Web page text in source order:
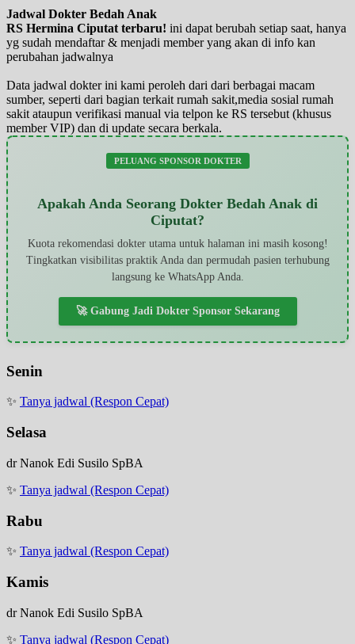
Jadwal Dokter Bedah Anak
RS Hermina Ciputat terbaru! ini dapat berubah setiap saat, hanya
yg sudah mendaftar & menjadi member yang akan di info kan
perubahan jadwalnya
Data jadwal dokter ini kami peroleh dari dari berbagai macam
sumber, seperti dari bagian terkait rumah sakit,media sosial rumah
sakit ataupun verifikasi manual via telpon ke RS tersebut (khusus
member VIP) dan di update secara berkala.
PELUANG SPONSOR DOKTER
Apakah Anda Seorang Dokter Bedah Anak di
Ciputat?
Kuota rekomendasi dokter utama untuk halaman ini masih kosong!
Tingkatkan visibilitas praktik Anda dan permudah pasien terhubung
langsung ke WhatsApp Anda.
🚀 Gabung Jadi Dokter Sponsor Sekarang
Senin
✨ Tanya jadwal (Respon Cepat)
Selasa
dr Nanok Edi Susilo SpBA
✨ Tanya jadwal (Respon Cepat)
Rabu
✨ Tanya jadwal (Respon Cepat)
Kamis
dr Nanok Edi Susilo SpBA
✨ Tanya jadwal (Respon Cepat)